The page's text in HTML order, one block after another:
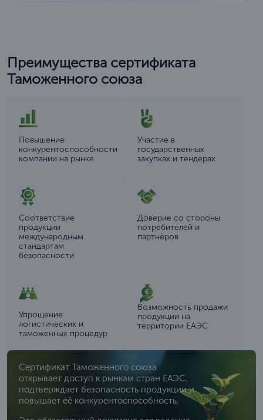
Преимущества сертификата
Таможенного союза
Повышение
конкурентоспособности
компании на рынке
Участие в
государственных
закупках и тендерах
Соответствие
продукции
международным
стандартам
безопасности
Доверие со стороны
потребителей и
партнёров
Упрощение
логистических и
таможенных процедур
Возможность продажи
продукции на
территории ЕАЭС
Сертификат Таможенного союза
открывает доступ к рынкам стран ЕАЭС,
подтверждает безопасность продукции и
повышает её конкурентоспособность.